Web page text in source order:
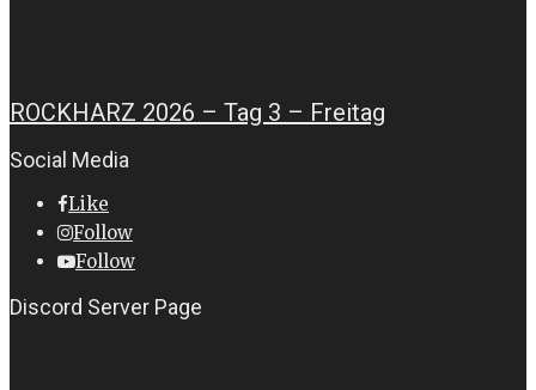
ROCKHARZ 2026 – Tag 3 – Freitag
Social Media
Like
Follow
Follow
Discord Server Page